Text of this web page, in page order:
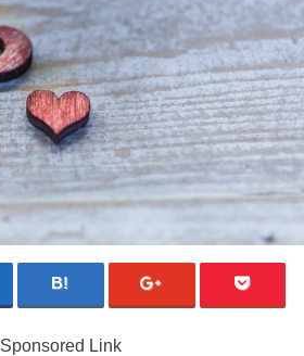
Sponsored Link